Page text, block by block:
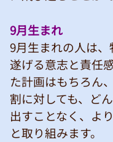
9月生まれ
9月生まれの人は
遂げる意志と責任
た計画はもちろん
割に対しても、ど
出すことなく、よ
と取り組みます。